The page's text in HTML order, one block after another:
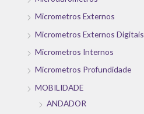
Micrometros Externos
Micrometros Externos Digitais
Micrometros Internos
Micrometros Profundidade
MOBILIDADE
ANDADOR